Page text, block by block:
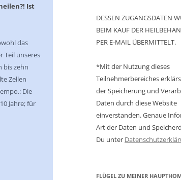
Ist
das
Teil unseres
bis zehn
Zellen
Die
Jahre; für
DESSEN ZUGANGSDATEN
BEIM KAUF DER
PER E-MAIL ÜBERMITTELT.
*Mit der Nutzung dieses
Teilnehmerbereiches
der Speicherung und
Daten durch diese Website
einverstanden. Genaue
Art der Daten und
Du unter
FLÜGEL ZU MEINER